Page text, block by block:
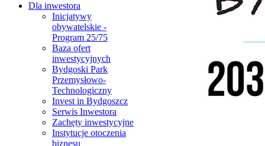
Dla inwestora
Inicjatywy
obywatelskie -
Program 25/75
Baza ofert
inwestycyjnych
Bydgoski Park
Przemysłowo-
Technologiczny
Invest in Bydgoszcz
Serwis Inwestora
Zachęty inwestycyjne
Instytucje otoczenia
biznesu